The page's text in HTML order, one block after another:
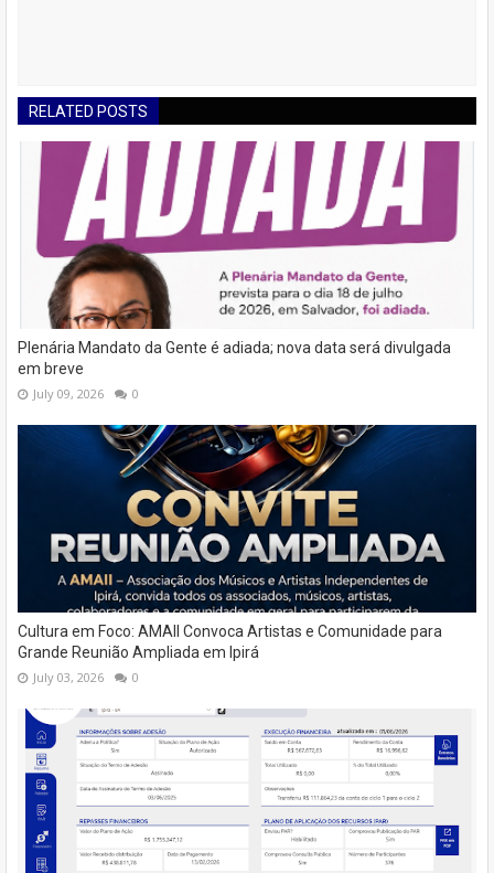
RELATED POSTS
Plenária Mandato da Gente é adiada; nova data será divulgada
em breve
July 09, 2026 0
Cultura em Foco: AMAII Convoca Artistas e Comunidade para
Grande Reunião Ampliada em Ipirá
July 03, 2026 0